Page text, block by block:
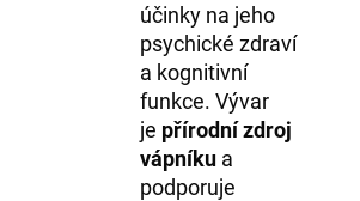
účinky na jeho
psychické zdraví
a kognitivní
funkce. Vývar
je přírodní zdroj
vápníku a
podporuje